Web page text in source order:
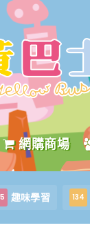
網購商場
趣味學習 134